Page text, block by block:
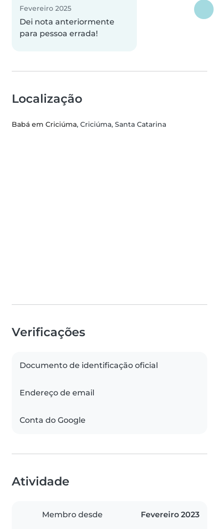
Fevereiro 2025
Dei nota anteriormente
para pessoa errada!
Localização
Babá em Criciúma, Criciúma, Santa Catarina
Verificações
Documento de identificação oficial
Endereço de email
Conta do Google
Atividade
Membro desde Fevereiro 2023